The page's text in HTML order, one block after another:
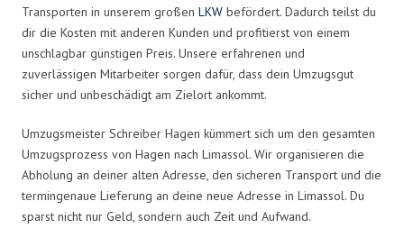
Transporten in unserem großen LKW befördert. Dadurch teilst du
dir die Kosten mit anderen Kunden und profitierst von einem
unschlagbar günstigen Preis. Unsere erfahrenen und
zuverlässigen Mitarbeiter sorgen dafür, dass dein Umzugsgut
sicher und unbeschädigt am Zielort ankommt.
Umzugsmeister Schreiber Hagen kümmert sich um den gesamten
Umzugsprozess von Hagen nach Limassol. Wir organisieren die
Abholung an deiner alten Adresse, den sicheren Transport und die
termingenaue Lieferung an deine neue Adresse in Limassol. Du
sparst nicht nur Geld, sondern auch Zeit und Aufwand.